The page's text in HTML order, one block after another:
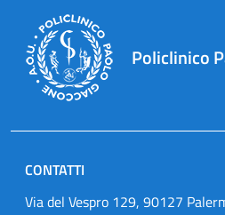
Policlinico
CONTATTI
Via del Vespro 129, 90127